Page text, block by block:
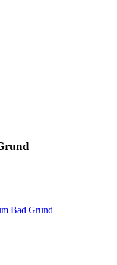
Bad Grund